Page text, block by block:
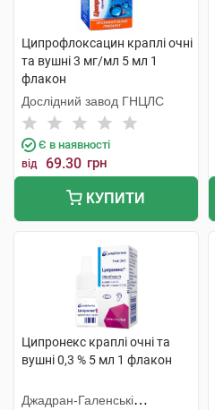
Ципрофлоксацин краплі очні
та вушні 3 мг/мл 5 мл 1
флакон
Дослідний завод ГНЦЛС
Є в наявності
від 69.30 грн
КУПИТИ
Ципронекс краплі очні та
вушні 0,3 % 5 мл 1 флакон
Джадран-Галенські